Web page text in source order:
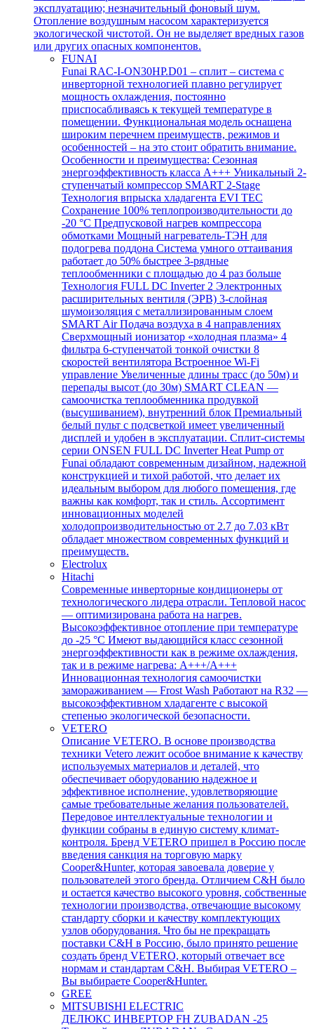
эксплуатацию; незначительный фоновый шум.
Отопление воздушным насосом характеризуется
экологической чистотой. Он не выделяет вредных газов
или других опасных компонентов.
FUNAI
Funai RAC-I-ON30HP.D01 – сплит – система с
инверторной технологией плавно регулирует
мощность охлаждения, постоянно
приспосабливаясь к текущей температуре в
помещении. Функциональная модель оснащена
широким перечнем преимуществ, режимов и
особенностей – на это стоит обратить внимание.
Особенности и преимущества: Сезонная
энергоэффективность класса А+++ Уникальный 2-
ступенчатый компрессор SMART 2-Stage
Технология впрыска хладагента EVI TEC
Сохранение 100% теплопроизводительности до
-20 °C Предпусковой нагрев компрессора
обмотками Мощный нагреватель-ТЭН для
подогрева поддона Система умного оттаивания
работает до 50% быстрее 3-рядные
теплообменники с площадью до 4 раз больше
Технология FULL DC Inverter 2 Электронных
расширительных вентиля (ЭРВ) 3-слойная
шумоизоляция с металлизированным слоем
SMART Air Подача воздуха в 4 направлениях
Сверхмощный ионизатор «холодная плазма» 4
фильтра 6-ступенчатой тонкой очистки 8
скоростей вентилятора Встроенное Wi-Fi
управление Увеличенные длины трасс (до 50м) и
перепады высот (до 30м) SMART CLEAN —
самоочистка теплообменника продувкой
(высушиванием), внутренний блок Премиальный
белый пульт с подсветкой имеет увеличенный
дисплей и удобен в эксплуатации. Сплит-системы
серии ONSEN FULL DC Inverter Heat Pump от
Funai обладают современным дизайном, надежной
конструкцией и тихой работой, что делает их
идеальным выбором для любого помещения, где
важны как комфорт, так и стиль. Ассортимент
инновационных моделей
холодопроизводительностью от 2.7 до 7.03 кВт
обладает множеством современных функций и
преимуществ.
Electrolux
Hitachi
Современные инверторные кондиционеры от
технологического лидера отрасли. Тепловой насос
— оптимизирована работа на нагрев.
Высокоэффективное отопление при температуре
до -25 °С Имеют выдающийся класс сезонной
энергоэффективности как в режиме охлаждения,
так и в режиме нагрева: А+++/A+++
Инновационная технология самоочистки
замораживанием — Frost Wash Работают на R32 —
высокоэффективном хладагенте с высокой
степенью экологической безопасности.
VETERO
Описание VETERO. В основе производства
техники Vetero лежит особое внимание к качеству
используемых материалов и деталей, что
обеспечивает оборудованию надежное и
эффективное исполнение, удовлетворяющие
самые требовательные желания пользователей.
Передовое интеллектуальные технологии и
функции собраны в единую систему климат-
контроля. Бренд VETERO пришел в Россию после
введения санкция на торговую марку
Cooper&Hunter, которая завоевала доверие у
пользователей этого бренда. Отличием C&H было
и остается качество высокого уровня, собственные
технологии производства, отвечающие высокому
стандарту сборки и качеству комплектующих
узлов оборудования. Что бы не прекращать
поставки C&H в Россию, было принято решение
создать бренд VETERO, который отвечает все
нормам и стандартам C&H. Выбирая VETERO –
Вы выбираете Cooper&Hunter.
GREE
MITSUBISHI ELECTRIC
ДЕЛЮКС ИНВЕРТОР FH ZUBADAN -25